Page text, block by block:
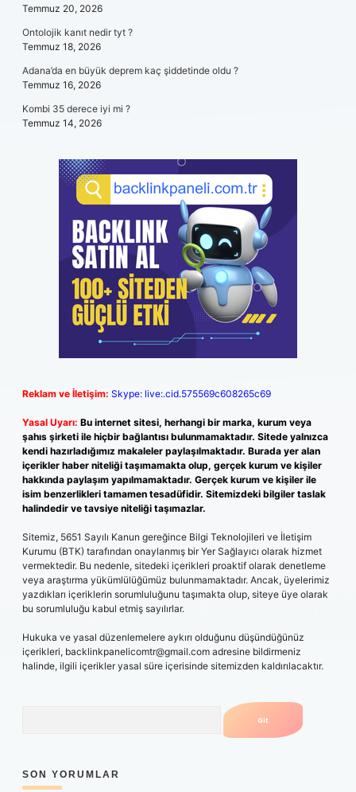
Temmuz 20, 2026
Ontolojik kanıt nedir tyt ?
Temmuz 18, 2026
Adana’da en büyük deprem kaç şiddetinde oldu ?
Temmuz 16, 2026
Kombi 35 derece iyi mi ?
Temmuz 14, 2026
Reklam ve İletişim: Skype: live:.cid.575569c608265c69
Yasal Uyarı: Bu internet sitesi, herhangi bir marka, kurum veya
şahıs şirketi ile hiçbir bağlantısı bulunmamaktadır. Sitede yalnızca
kendi hazırladığımız makaleler paylaşılmaktadır. Burada yer alan
içerikler haber niteliği taşımamakta olup, gerçek kurum ve kişiler
hakkında paylaşım yapılmamaktadır. Gerçek kurum ve kişiler ile
isim benzerlikleri tamamen tesadüfidir. Sitemizdeki bilgiler taslak
halindedir ve tavsiye niteliği taşımazlar.
Sitemiz, 5651 Sayılı Kanun gereğince Bilgi Teknolojileri ve İletişim
Kurumu (BTK) tarafından onaylanmış bir Yer Sağlayıcı olarak hizmet
vermektedir. Bu nedenle, sitedeki içerikleri proaktif olarak denetleme
veya araştırma yükümlülüğümüz bulunmamaktadır. Ancak, üyelerimiz
yazdıkları içeriklerin sorumluluğunu taşımakta olup, siteye üye olarak
bu sorumluluğu kabul etmiş sayılırlar.
Hukuka ve yasal düzenlemelere aykırı olduğunu düşündüğünüz
içerikleri, backlinkpanelicomtr@gmail.com adresine bildirmeniz
halinde, ilgili içerikler yasal süre içerisinde sitemizden kaldırılacaktır.
SON YORUMLAR